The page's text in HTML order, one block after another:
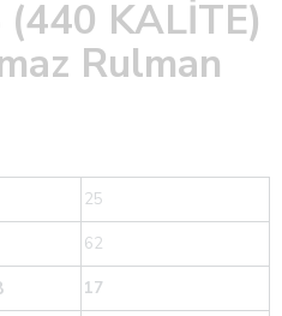
KALİTE)
Rulman
25
62
17